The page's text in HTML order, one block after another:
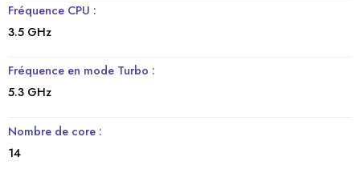
Fréquence CPU :
3.5 GHz
Fréquence en mode Turbo :
5.3 GHz
Nombre de core :
14